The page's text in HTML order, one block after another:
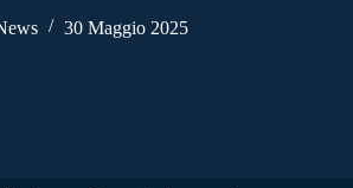
30 Maggio 2025